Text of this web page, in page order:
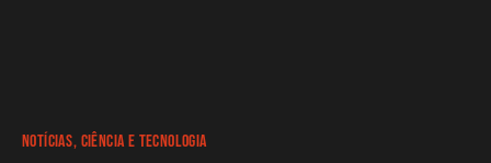
NOTÍCIAS CIÊNCIA E TECNOLOGIA